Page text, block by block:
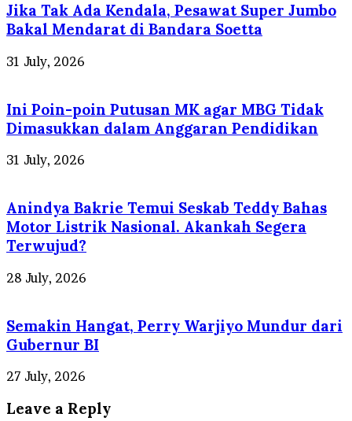
Jika Tak Ada Kendala, Pesawat Super Jumbo
Bakal Mendarat di Bandara Soetta
31 July, 2026
Ini Poin-poin Putusan MK agar MBG Tidak
Dimasukkan dalam Anggaran Pendidikan
31 July, 2026
Anindya Bakrie Temui Seskab Teddy Bahas
Motor Listrik Nasional. Akankah Segera
Terwujud?
28 July, 2026
Semakin Hangat, Perry Warjiyo Mundur dari
Gubernur BI
27 July, 2026
Leave a Reply